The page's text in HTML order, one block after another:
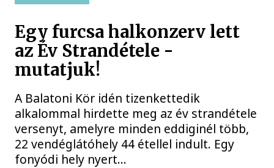
Egy furcsa halkonzerv lett
az Év Strandétele -
mutatjuk!
A Balatoni Kör idén tizenkettedik
alkalommal hirdette meg az év strandétele
versenyt, amelyre minden eddiginél több,
22 vendéglátóhely 44 étellel indult. Egy
fonyódi hely nyert...